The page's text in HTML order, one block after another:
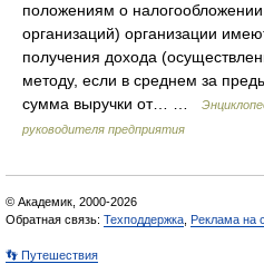
положениям о
организаций) организации
получения дохода
методу, если в среднем за
сумма выручки от… …
руководителя предприятия
© Академик, 2000-2026
Обратная связь: Техподдержка Реклама на
👣 Путешествия